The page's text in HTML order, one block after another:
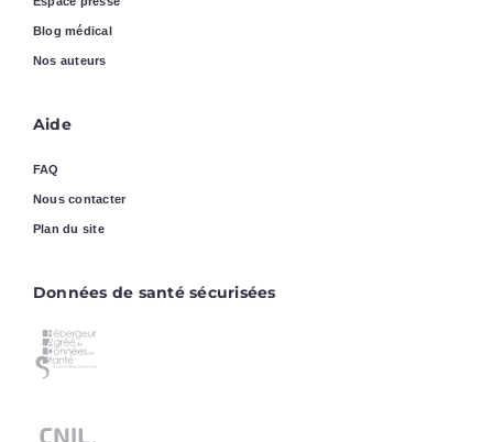
Blog médical
Nos auteurs
Aide
FAQ
Nous contacter
Plan du site
Données de santé sécurisées